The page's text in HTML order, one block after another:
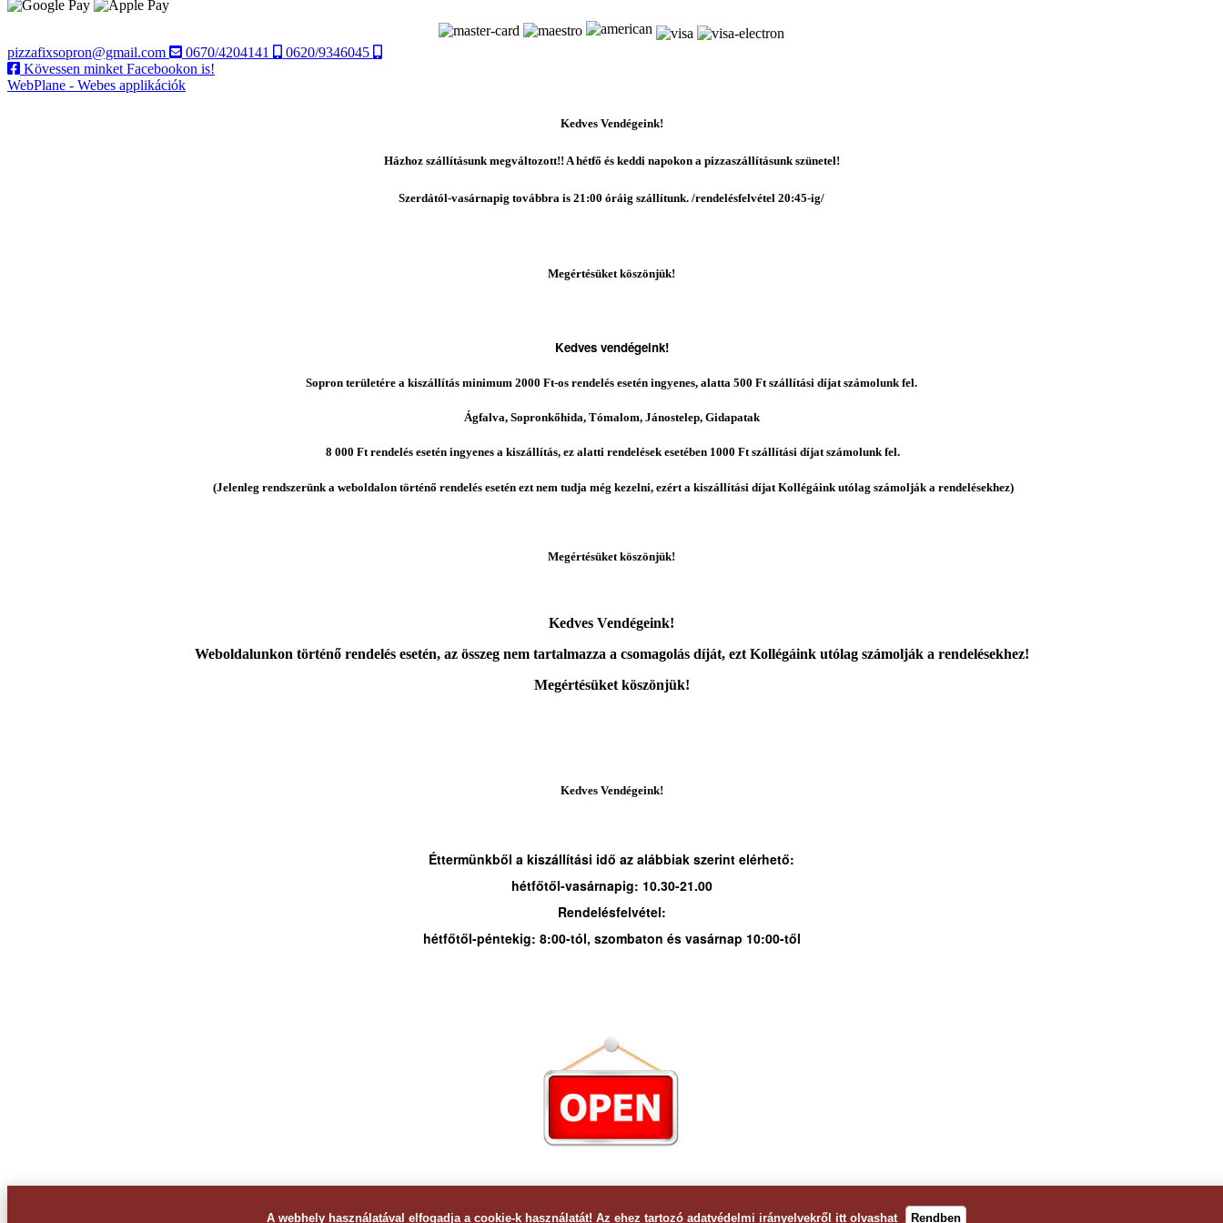
A webhely használatával elfogadja a cookie-k használatát! Az ehez tartozó adatvédelmi irányelvekről itt olvashat Rendben
pizzafixsopron@gmail.com 0670/4204141
0620/9346045
Kövessen minket Facebookon is!
WebPlane - Webes applikációk
Kedves Vendégeink!
Házhoz szállításunk megváltozott!! A hétfő és keddi napokon a pizzaszállításunk szünetel!
Szerdától-vasárnapig továbbra is 21:00 óráig szállítunk. /rendelésfelvétel 20:45-ig/
Megértésüket köszönjük!
Kedves vendégeink!
Sopron területére a kiszállítás minimum 2000 Ft-os rendelés esetén ingyenes, alatta 500 Ft szállítási díjat számolunk fel.
Ágfalva, Sopronkőhida, Tómalom, Jánostelep, Gidapatak
8 000 Ft rendelés esetén ingyenes a kiszállítás, ez alatti rendelések esetében 1000 Ft szállítási díjat számolunk fel.
(Jelenleg rendszerünk a weboldalon történő rendelés esetén ezt nem tudja még kezelni, ezért a kiszállítási díjat Kollégáink utólag számolják a rendelésekhez)
Megértésüket köszönjük!
Kedves Vendégeink!
Weboldalunkon történő rendelés esetén, az összeg nem tartalmazza a csomagolás díját, ezt Kollégáink utólag számolják a rendelésekhez!
Megértésüket köszönjük!
Kedves Vendégeink!
Éttermünkből a kiszállítási idő az alábbiak szerint elérhető:
hétfőtől-vasárnapig: 10.30-21.00
Rendelésfelvétel:
hétfőtől-péntekig: 8:00-tól, szombaton és vasárnap 10:00-től